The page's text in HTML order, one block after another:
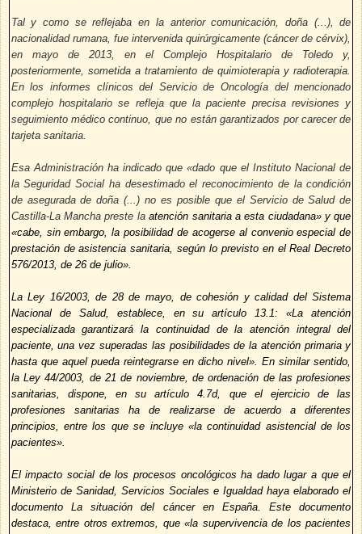
Tal y como se reflejaba en la anterior comunicación, doña (...), de
nacionalidad rumana, fue intervenida quirúrgicamente (cáncer de cérvix),
en mayo de 2013, en el Complejo Hospitalario de Toledo y,
posteriormente, sometida a tratamiento de quimioterapia y radioterapia.
En los informes clínicos del Servicio de Oncología del mencionado
complejo hospitalario se refleja que la paciente precisa revisiones y
seguimiento médico continuo, que no están garantizados por carecer de
tarjeta sanitaria.
Esa Administración ha indicado que «dado que el Instituto Nacional de
la Seguridad Social ha desestimado el reconocimiento de la condición
de asegurada de doña (...) no es posible que el Servicio de Salud de
Castilla-La Mancha preste laatención sanitaria a esta ciudadana» y que
«cabe, sin embargo, la posibilidad de acogerse al convenio especial de
prestación de asistencia sanitaria, según lo previsto en el Real Decreto
576/2013, de 26 de julio».
La Ley 16/2003, de 28 de mayo, de cohesión y calidad del Sistema
Nacional de Salud, establece, en su artículo 13.1: «La atención
especializada garantizará la continuidad de la atención integral del
paciente, una vez superadas las posibilidades de la atención primaria y
hasta que aquel pueda reintegrarse en dicho nivel». En similar sentido,
la Ley 44/2003, de 21 de noviembre, de ordenación de las profesiones
sanitarias, dispone, en su artículo 4.7d, que el ejercicio de las
profesiones sanitarias ha de realizarse de acuerdo a diferentes
principios, entre los que se incluye «la continuidad asistencial de los
pacientes».
El impacto social de los procesos oncológicos ha dado lugar a que el
Ministerio de Sanidad, Servicios Sociales e Igualdad haya elaborado el
documento La situación del cáncer en España. Este documento
destaca, entre otros extremos, que «la supervivencia de los pacientes